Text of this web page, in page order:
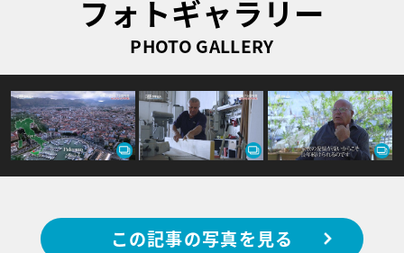
フォトギャラリー
PHOTO GALLERY
この記事の写真を見る